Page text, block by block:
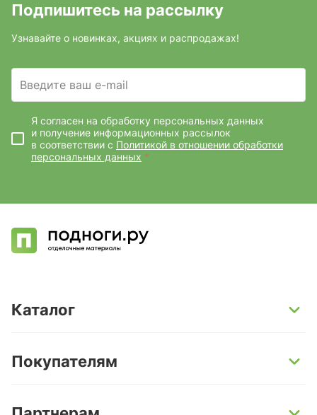
Подпишитесь на рассылку
Узнавайте о новинках, акциях и распродажах!
Введите ваш e-mail
Я согласен на обработку персональных данных
и получение информационных рассылок
в соответствии с Политикой в отношении обработки
персональных данных *
Каталог
Кварц-винил и LVT-плитка
Покупателям